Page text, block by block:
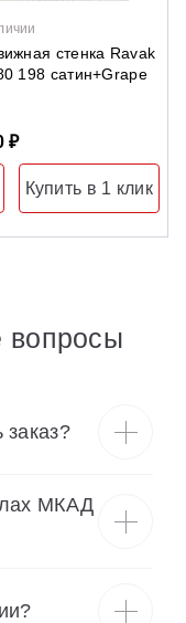
стенка Ravak
198 сатин+Grape
₽
Купить в 1 клик
вопросы
МКАД